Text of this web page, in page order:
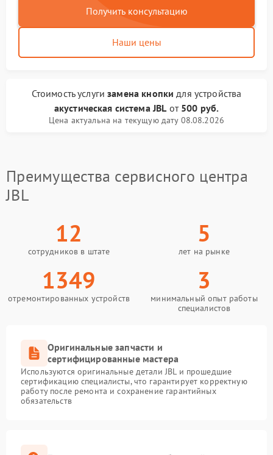
Получить консультацию
Наши цены
Стоимость услугизамена кнопки для устройства
акустическая система JBL от 500 руб.
Цена актуальна на текущую дату 08.08.2026
Преимущества сервисного центра
JBL
12
сотрудников в штате
5
лет на рынке
1349
отремонтированных устройств
3
минимальный опыт работы
специалистов
Оригинальные запчасти и
сертифицированные мастера
Используются оригинальные детали JBL и прошедшие
сертификацию специалисты, что гарантирует корректную
работу после ремонта и сохранение гарантийных
обязательств